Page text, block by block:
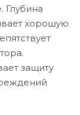
Глубина
хорошую
защиту